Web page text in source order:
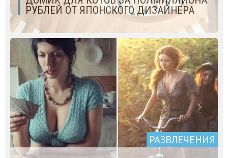
РУБЛЕЙ ОТ ЯПОНСКОГО ДИЗАЙНЕРА
РАЗВЛЕЧЕНИЯ